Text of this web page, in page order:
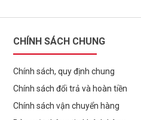
CHÍNH SÁCH CHUNG
Chính sách, quy định chung
Chính sách đổi trả và hoàn tiền
Chính sách vận chuyển hàng